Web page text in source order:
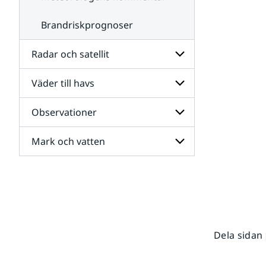
Brandriskprognoser
Radar och satellit
Undersidor
för
Radar
och
satellit
Väder till havs
Undersidor
för
Väder
till
havs
Observationer
Undersidor
för
Mark och vatten
Dela sidan